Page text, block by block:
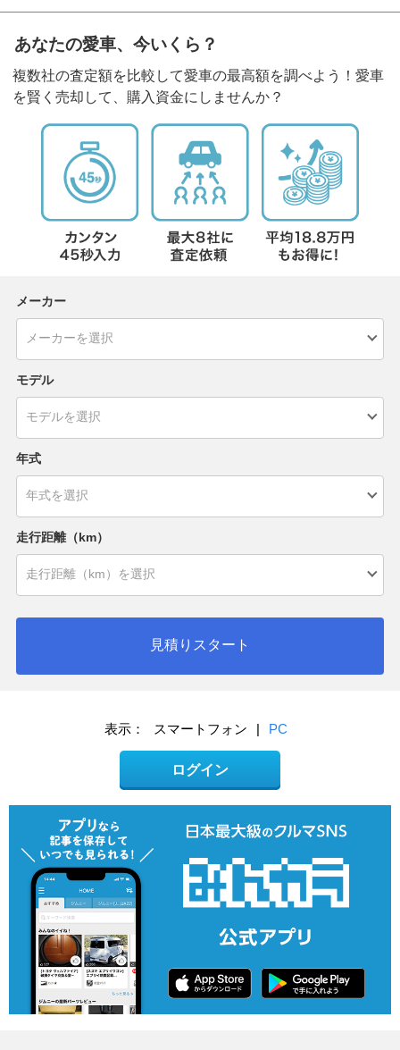
あなたの愛車、今いくら？
複数社の査定額を比較して愛車の最高額を調べよう！愛車
を賢く売却して、購入資金にしませんか？
メーカー
モデル
年式
走行距離（km）
見積りスタート
表示： スマートフォン | PC
ログイン